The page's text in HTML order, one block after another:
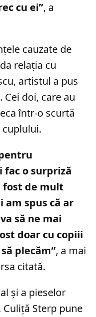
cu ei”, a
cauzate de
relația cu
artistul a pus
Cei doi, care au
într-o scurtă
fac o surpriză
fost de mult
am spus că ar
să ne mai
doar cu copiii
plecăm”, a mai
citată.
și a pieselor
Sterp pune